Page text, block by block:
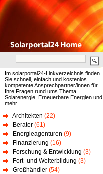
Im solarportal24-Linkverzeichnis finden
Sie schnell, einfach und kostenlos
kompetente Ansprechpartner/innen für
Ihre Fragen rund ums Thema
Solarenergie, Erneuerbare Energien und
mehr.
Architekten (22)
Berater (61)
Energieagenturen (9)
Finanzierung (16)
Forschung & Entwicklung (3)
Fort- und Weiterbildung (3)
Großhändler (54)